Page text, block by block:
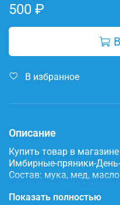
500 ₽
В избранное
Описание
Купить товар в
Имбирные-пряники-
Состав: мука, мед,
питьевая, яичный
пищевые красители.
Показать полностью